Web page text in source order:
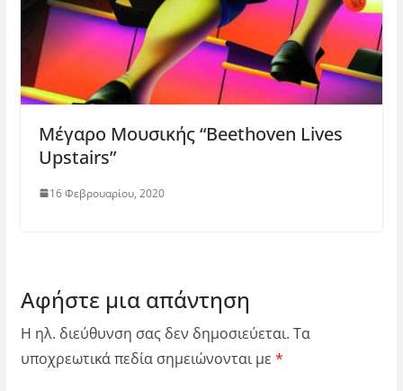
Μέγαρο Μουσικής “Beethoven Lives
Upstairs”
16 Φεβρουαρίου, 2020
Αφήστε μια απάντηση
Η ηλ. διεύθυνση σας δεν δημοσιεύεται. Τα
υποχρεωτικά πεδία σημειώνονται με *